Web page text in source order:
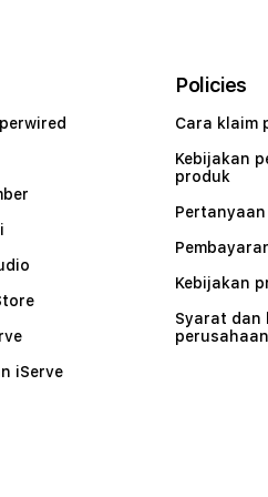
iServe
Policies
Cara klaim
Kebijakan
produk
Pertanyaan
Kebijakan
Syarat dan
perusahaan